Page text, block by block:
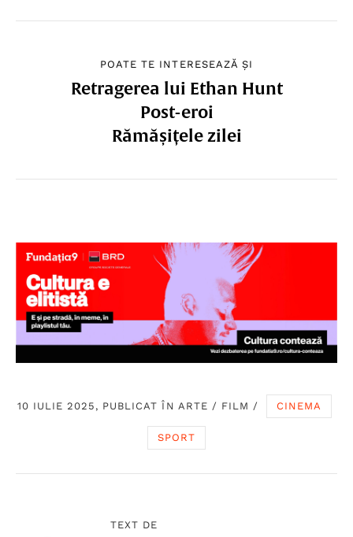
POATE TE INTERESEAZĂ ȘI
Retragerea lui Ethan Hunt
Post-eroi
Rămășițele zilei
10 IULIE 2025, PUBLICAT ÎN ARTE / FILM / CINEMA
SPORT
TEXT DE